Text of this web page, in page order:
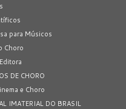
para Músicos
Choro
DE CHORO
e Choro
IMATERIAL DO BRASIL